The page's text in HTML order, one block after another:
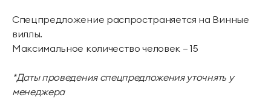
Спецпредложение распространяется на Винные
виллы.
Максимальное количество человек — 15
*Даты проведения спецпредложения уточнять у
менеджера